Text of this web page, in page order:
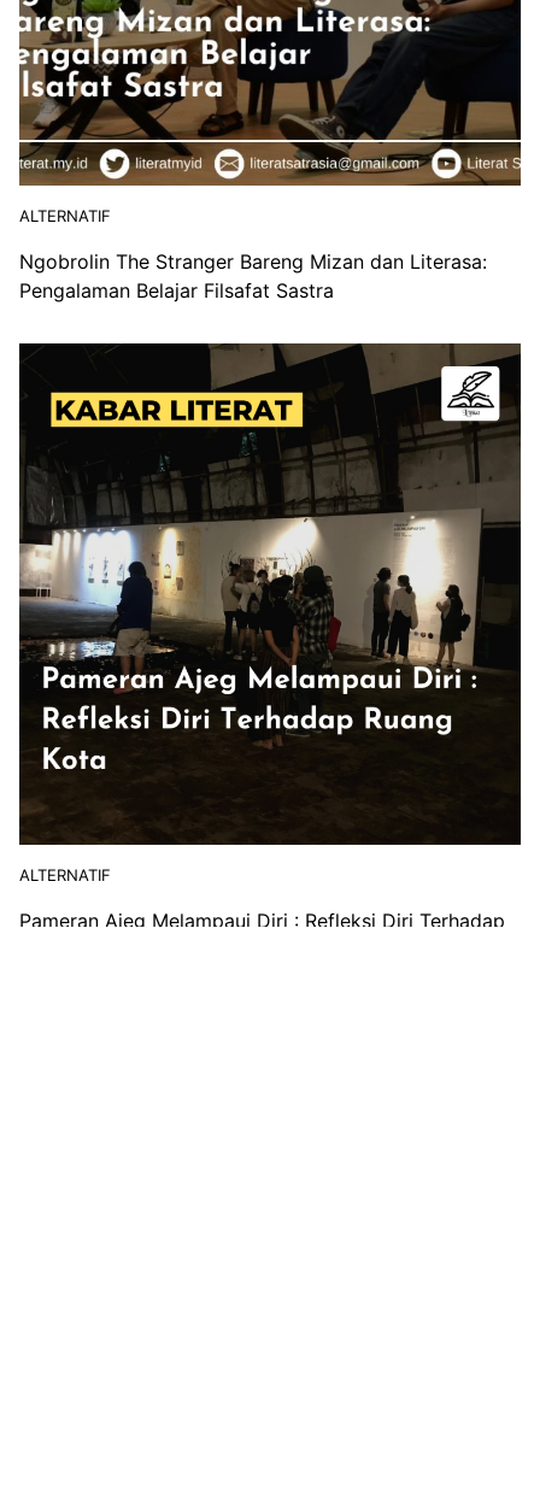
ALTERNATIF
Ngobrolin The Stranger Bareng Mizan dan Literasa:
Pengalaman Belajar Filsafat Sastra
ALTERNATIF
Pameran Ajeg Melampaui Diri : Refleksi Diri Terhadap